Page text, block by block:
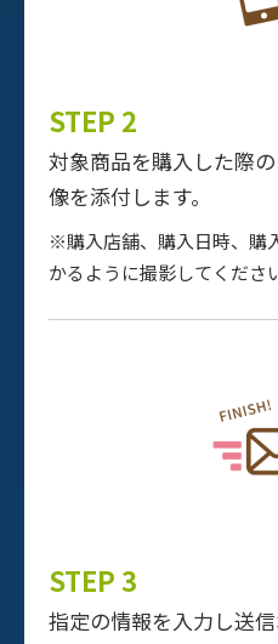
STEP 2
対象商品を購入した際
像を添付します。
※購入店舗、購入日時、購
かるように撮影してくださ
STEP 3
指定の情報を入力し送